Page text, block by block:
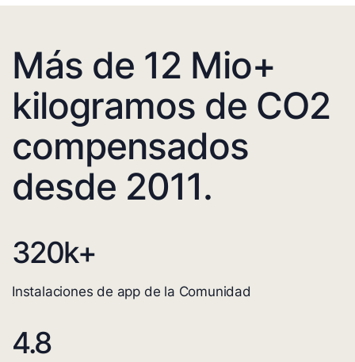
Más de 12 Mio+
kilogramos de CO2
compensados
desde 2011.
320k+
Instalaciones de app de la Comunidad
4.8